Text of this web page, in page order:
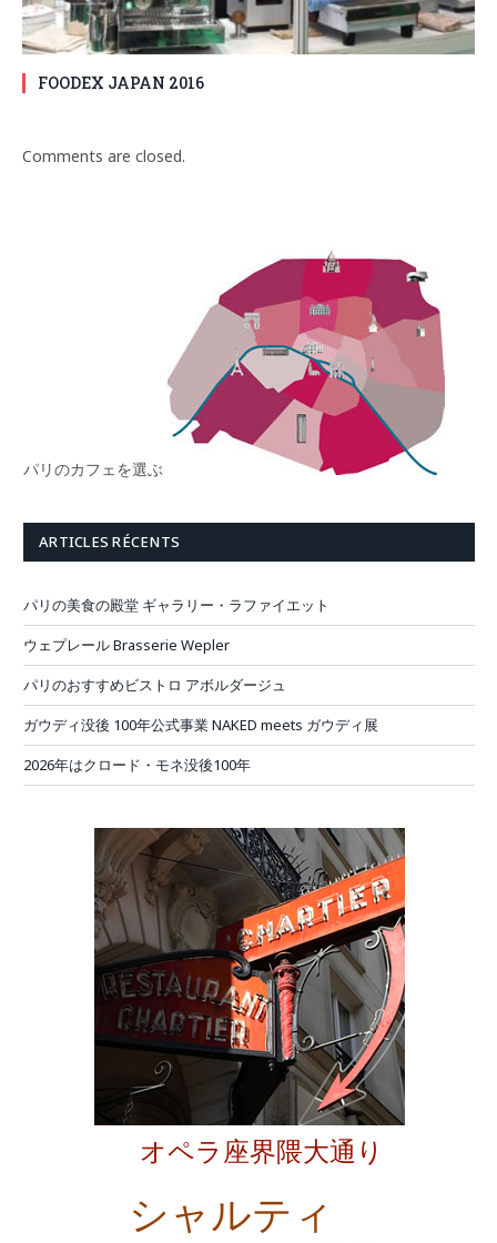
FOODEX JAPAN 2016
Comments are closed.
パリのカフェを選ぶ
ARTICLES RÉCENTS
パリの美食の殿堂 ギャラリー・ラファイエット
ウェプレール Brasserie Wepler
パリのおすすめビストロ アボルダージュ
ガウディ没後 100年公式事業 NAKED meets ガウディ展
2026年はクロード・モネ没後100年
シャルティ
オペラ座界隈大通り